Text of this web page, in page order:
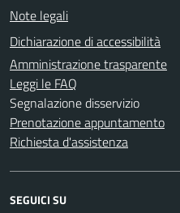
Note legali
Dichiarazione di accessibilità
Amministrazione trasparente
Leggi le FAQ
Segnalazione disservizio
Prenotazione appuntamento
Richiesta d'assistenza
SEGUICI SU